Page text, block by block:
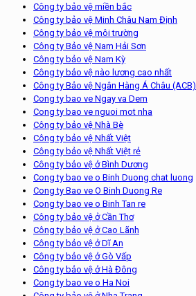
Công ty bảo vệ miền bắc
Công ty bảo vệ Minh Châu Nam Định
Công ty bảo vệ môi trường
Công ty Bảo vệ Nam Hải Sơn
Công ty bảo vệ Nam Kỳ
Công ty bảo vệ nào lương cao nhất
Công ty Bảo vệ Ngân Hàng Á Châu (ACB)
Cong ty bao ve Ngay va Dem
Cong ty bao ve nguoi mot nha
Công ty bảo vệ Nhà Bè
Công ty bảo vệ Nhất Việt
Công ty bảo vệ Nhất Việt rẻ
Công ty bảo vệ ở Bình Dương
Cong ty bao ve o Binh Duong chat luong
Cong ty Bao ve O Binh Duong Re
Cong ty bao ve o Binh Tan re
Công ty bảo vệ ở Cần Thơ
Công ty bảo vệ ở Cao Lãnh
Công ty bảo vệ ở Dĩ An
Công ty bảo vệ ở Gò Vấp
Công ty bảo vệ ở Hà Đông
Cong ty bao ve o Ha Noi